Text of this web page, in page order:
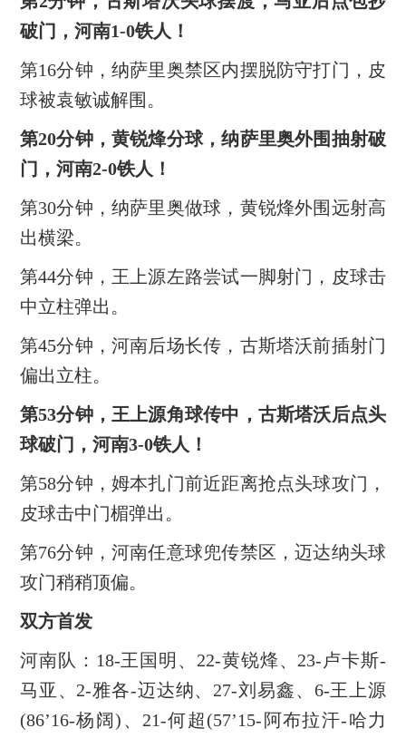
破门，河南1-0铁人！
第16分钟，纳萨里奥禁区内摆脱防守打门，皮
球被袁敏诚解围。
第20分钟，黄锐烽分球，纳萨里奥外围抽射破
门，河南2-0铁人！
第30分钟，纳萨里奥做球，黄锐烽外围远射高
出横梁。
第44分钟，王上源左路尝试一脚射门，皮球击
中立柱弹出。
第45分钟，河南后场长传，古斯塔沃前插射门
偏出立柱。
第53分钟，王上源角球传中，古斯塔沃后点头
球破门，河南3-0铁人！
第58分钟，姆本扎门前近距离抢点头球攻门，
皮球击中门楣弹出。
第76分钟，河南任意球兜传禁区，迈达纳头球
攻门稍稍顶偏。
双方首发
河南队：18-王国明、22-黄锐烽、23-卢卡斯-
马亚、2-雅各-迈达纳、27-刘易鑫、6-王上源
(86’16-杨阔)、21-何超(57’15-阿布拉汗-哈力